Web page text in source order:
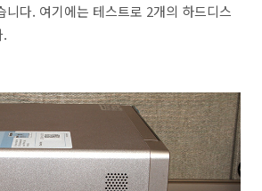
니다. 여기에는 테스트로 2개의 하드디스
.